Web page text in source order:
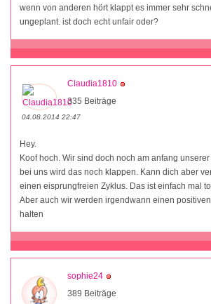
wenn von anderen hört klappt es immer sehr
ungeplant. ist doch echt unfair oder?
Claudia1810
335 Beiträge
04.08.2014 22:47
Hey.
Koof hoch. Wir sind doch noch am anfang
bei uns wird das noch klappen. Kann dich aber
einen eisprungfreien Zyklus. Das ist einfach mal
Aber auch wir werden irgendwann einen
halten
sophie24
389 Beiträge